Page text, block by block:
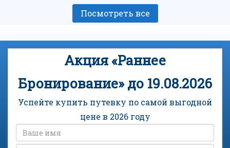
Посмотреть все
Акция «Раннее
Бронирование» до 19.08.2026
Успейте купить путевку по самой выгодной
цене в 2026 году